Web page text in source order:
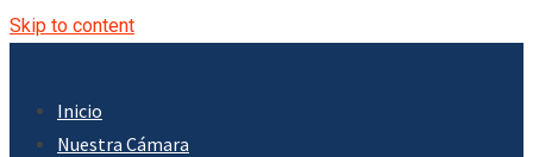
Skip to content
Inicio
Nuestra Cámara